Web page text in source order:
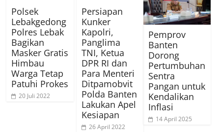
Polsek
Lebakgedong
Polres Lebak
Bagikan
Masker Gratis
Himbau
Warga Tetap
Patuhi Prokes
20 Juli 2022
Persiapan
Kunker
Kapolri,
Panglima
TNI, Ketua
DPR RI dan
Para Menteri
Ditpamobvit
Polda Banten
Lakukan Apel
Kesiapan
26 April 2022
Pemprov
Banten
Dorong
Pertumbuhan
Sentra
Pangan untuk
Kendalikan
Inflasi
14 April 2025